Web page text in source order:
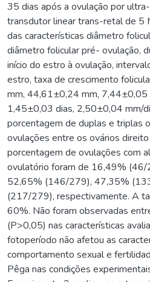
35 dias após a ovulação por
transdutor linear trans-retal de 5
das características diâmetro
diâmetro folicular pré- ovulação,
início do estro à ovulação,
estro, taxa de crescimento
mm, 44,61±0,24 mm, 7,44±0,05
1,45±0,03 dias, 2,50±0,04 mm/
porcentagem de duplas e triplas
ovulações entre os ovários
porcentagem de ovulações com
ovulatório foram de 16,49%
52,65% (146/279), 47,35%
(217/279), respectivamente. A
60%. Não foram observadas
(P>0,05) nas características
fotoperíodo não afetou as
comportamento sexual e
Pêga nas condições